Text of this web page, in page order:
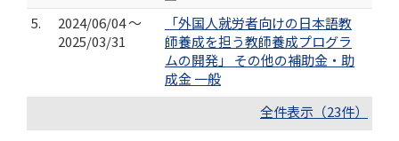
5.
2024/06/04 ～
2025/03/31
「外国人就労者向けの日本語教
師養成を担う教師養成プログラ
ムの開発」 その他の補助金・助
成金 一般
全件表示（23件）